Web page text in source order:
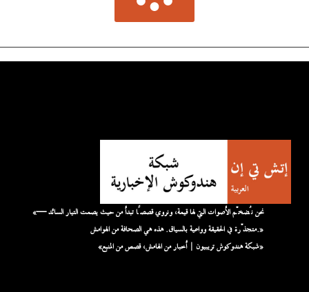
«نحن نُضخّم الأصوات التي لها قيمة، ونروي قصصًا تبدأ من حيث يصمت التيار السائد —
متجذّرة في الحقيقة وواعية بالسياق. هذه هي الصحافة من الهوامش.»
«شبكة هندوكوش تريبيون | أخبار من الهامش، قصص من المنبع»